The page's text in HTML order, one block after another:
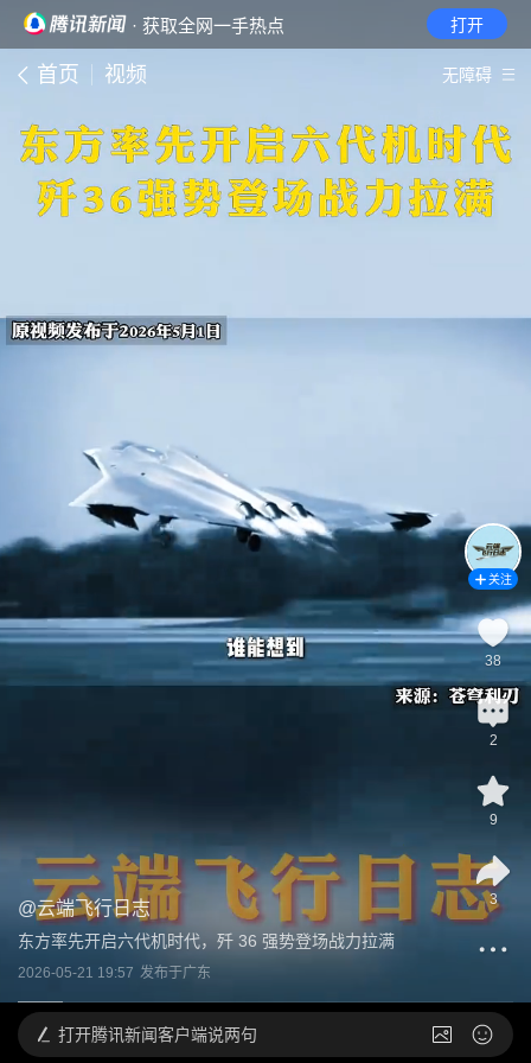
· 获取全网一手热点 打开
首页 视频 无障碍
@云端飞行日志
东方率先开启六代机时代，歼 36 强势登场战力拉满
2026-05-21 19:57 发布于广东
关注
38
2
9
3
打开腾讯新闻客户端说两句